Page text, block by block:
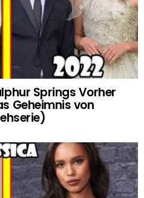
Springs Vorher
Geheimnis von